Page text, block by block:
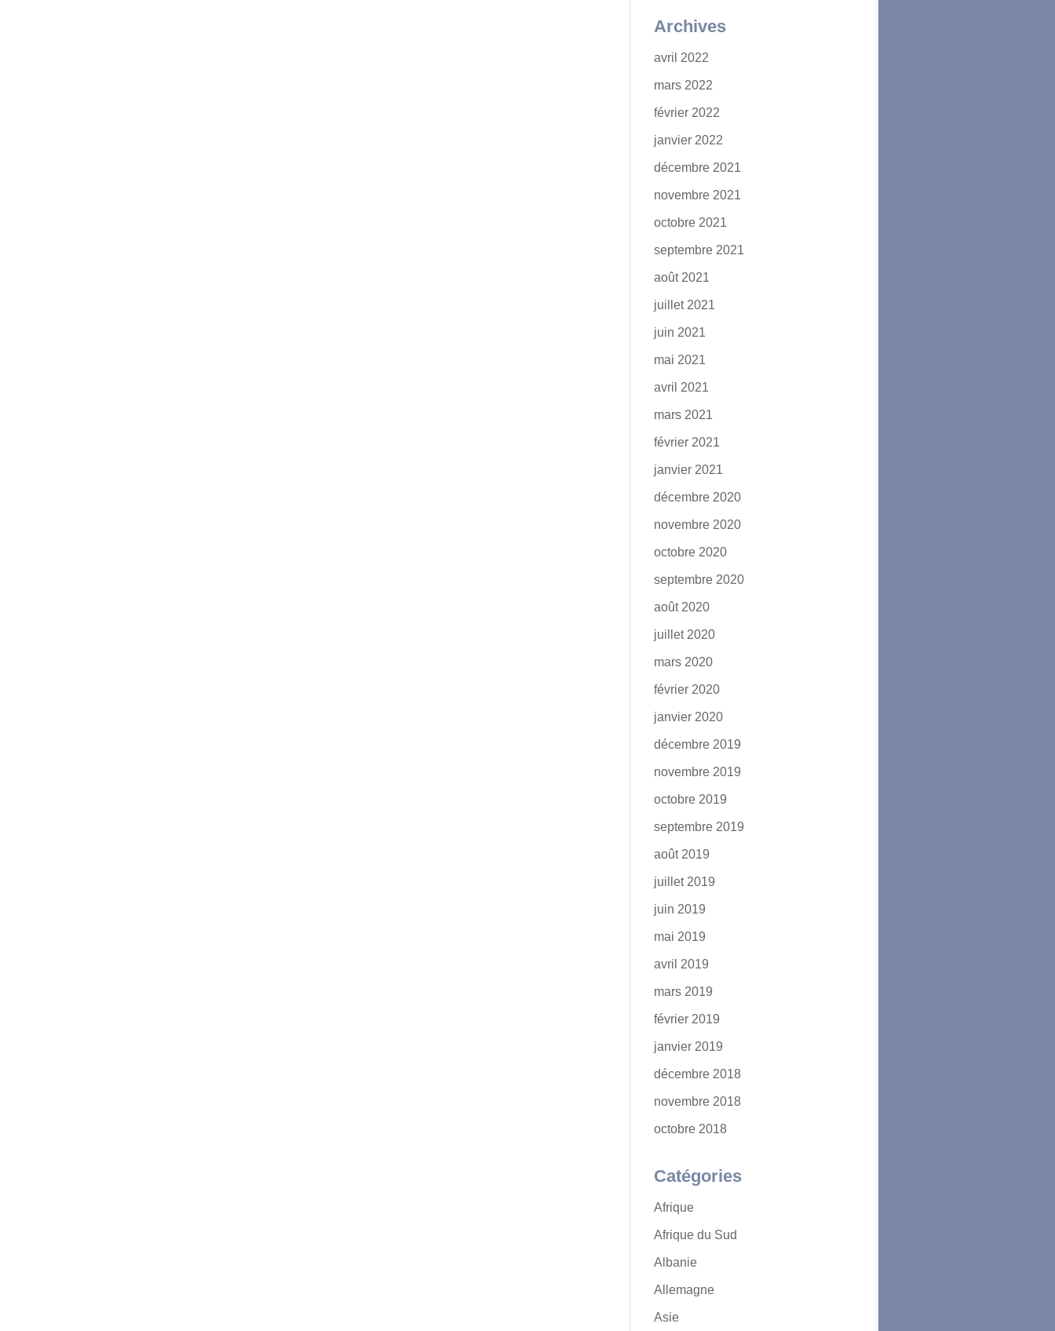
Archives
avril 2022
mars 2022
février 2022
janvier 2022
décembre 2021
novembre 2021
octobre 2021
septembre 2021
août 2021
juillet 2021
juin 2021
mai 2021
avril 2021
mars 2021
février 2021
janvier 2021
décembre 2020
novembre 2020
octobre 2020
septembre 2020
août 2020
juillet 2020
mars 2020
février 2020
janvier 2020
décembre 2019
novembre 2019
octobre 2019
septembre 2019
août 2019
juillet 2019
juin 2019
mai 2019
avril 2019
mars 2019
février 2019
janvier 2019
décembre 2018
novembre 2018
octobre 2018
Catégories
Afrique
Afrique du Sud
Albanie
Allemagne
Asie